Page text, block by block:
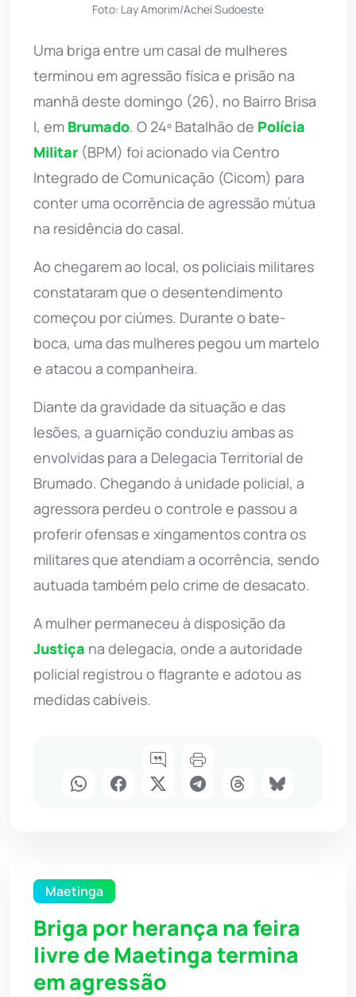
Foto: Lay Amorim/Achei Sudoeste
Uma briga entre um casal de mulheres
terminou em agressão física e prisão na
manhã deste domingo (26), no Bairro Brisa
I, em Brumado. O 24º Batalhão de Polícia
Militar (BPM) foi acionado via Centro
Integrado de Comunicação (Cicom) para
conter uma ocorrência de agressão mútua
na residência do casal.
Ao chegarem ao local, os policiais militares
constataram que o desentendimento
começou por ciúmes. Durante o bate-
boca, uma das mulheres pegou um martelo
e atacou a companheira.
Diante da gravidade da situação e das
lesões, a guarnição conduziu ambas as
envolvidas para a Delegacia Territorial de
Brumado. Chegando à unidade policial, a
agressora perdeu o controle e passou a
proferir ofensas e xingamentos contra os
militares que atendiam a ocorrência, sendo
autuada também pelo crime de desacato.
A mulher permaneceu à disposição da
Justiça na delegacia, onde a autoridade
policial registrou o flagrante e adotou as
medidas cabíveis.
Maetinga
Briga por herança na feira
livre de Maetinga termina
em agressão